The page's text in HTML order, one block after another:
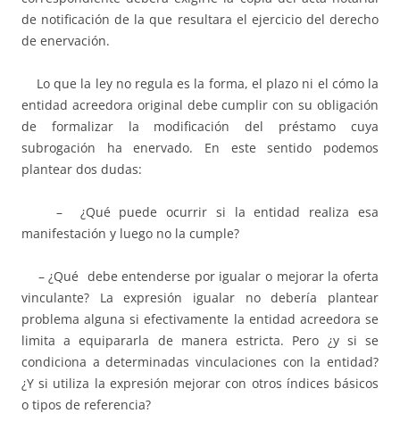
de notificación de la que resultara el ejercicio del derecho
de enervación.
Lo que la ley no regula es la forma, el plazo ni el cómo la
entidad acreedora original debe cumplir con su obligación
de formalizar la modificación del préstamo cuya
subrogación ha enervado. En este sentido podemos
plantear dos dudas:
– ¿Qué puede ocurrir si la entidad realiza esa
manifestación y luego no la cumple?
– ¿Qué debe entenderse por igualar o mejorar la oferta
vinculante? La expresión igualar no debería plantear
problema alguna si efectivamente la entidad acreedora se
limita a equipararla de manera estricta. Pero ¿y si se
condiciona a determinadas vinculaciones con la entidad?
¿Y si utiliza la expresión mejorar con otros índices básicos
o tipos de referencia?